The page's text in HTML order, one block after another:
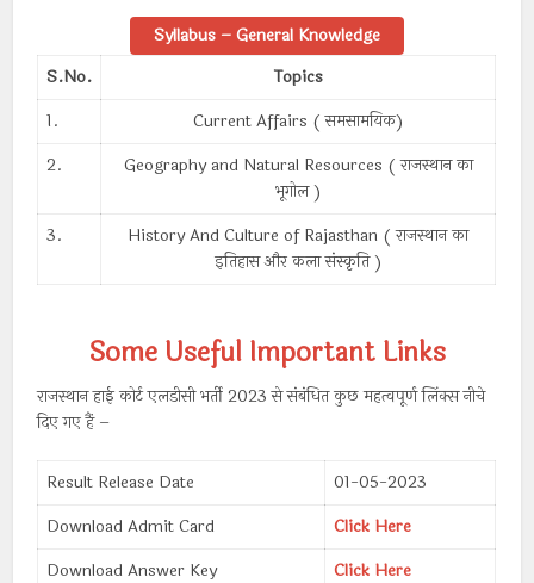
Syllabus – General Knowledge
S.No.
Topics
1.
Current Affairs ( समसामयिक)
2.
Geography and Natural Resources ( राजस्थान का
भूगोल )
3.
History And Culture of Rajasthan ( राजस्थान का
इतिहास और कला संस्कृति )
Some Useful Important Links
राजस्थान हाई कोर्ट एलडीसी भर्ती 2023 से संबंधित कुछ महत्वपूर्ण लिंक्स नीचे
दिए गए हैं –
Result Release Date
01-05-2023
Download Admit Card
Click Here
Download Answer Key
Click Here